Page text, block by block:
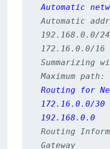
Automatic
Automatic
192.168.0.0/
172.16.0.0/16
Summarizing
Maximum path:
Routing for
172.16.0.0/30
192.168.0.0
Routing
Gateway